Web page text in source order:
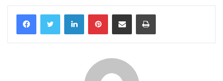
LinkedinPinterestCompartilhar via e-mail Imprimir